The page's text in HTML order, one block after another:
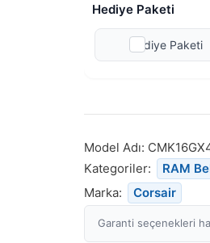
Hediye Paketi
Hediye Paketi
Model Adı:
Kategoriler:
RAM
Marka:
Corsair
Garanti seçenekleri